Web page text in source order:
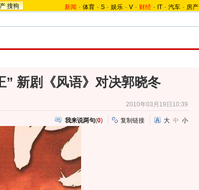
搜狗 新闻 - 体育 - S - 娱乐 - V - 财经 - IT - 汽车 - 房产
” 新剧《风语》对决郭晓冬
2010年03月19日10:39
我来说两句(0) 复制链接 大 中 小